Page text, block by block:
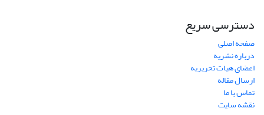
دسترسی سریع
صفحه اصلی
درباره نشریه
اعضای هیات تحریریه
ارسال مقاله
تماس با ما
نقشه سایت